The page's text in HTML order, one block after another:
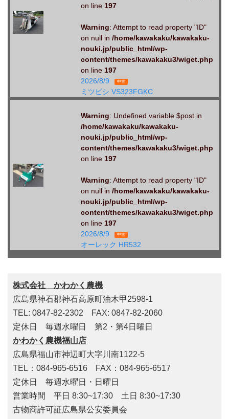
on line 197
Warning: Attempt to read property "ID"
on null in /home/kawakaku/kawakaku-
nouki.jp/public_html/wp-
content/themes/kawakaku3/wiget.php
on line 197
2026/8/9
中古
ミツビシ VS323FGKC
Warning: Undefined variable $post in
/home/kawakaku/kawakaku-
nouki.jp/public_html/wp-
content/themes/kawakaku3/wiget.php
on line 197
Warning: Attempt to read property "ID"
on null in /home/kawakaku/kawakaku-
nouki.jp/public_html/wp-
content/themes/kawakaku3/wiget.php
on line 197
2026/8/9
中古
オーレック HR532
株式会社 かわかく農機
広島県神石郡神石高原町油木甲2598-1
TEL: 0847-82-2302 FAX: 0847-82-2060
定休日 毎週水曜日 第2・第4日曜日
かわかく農機福山店
広島県福山市神辺町大字川南1122-5
TEL：084-965-6516 FAX：084-965-6517
定休日 毎週水曜日・日曜日
営業時間 平日 8:30~17:30 土日 8:30~17:30
古物商許可証広島県公安委員会